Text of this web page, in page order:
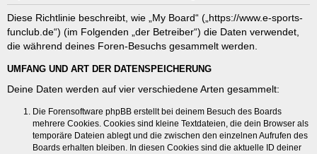
Diese Richtlinie beschreibt, wie „My Board“ („https://www.e-sports-
funclub.de“) (im Folgenden „der Betreiber“) die Daten verwendet,
die während deines Foren-Besuchs gesammelt werden.
UMFANG UND ART DER DATENSPEICHERUNG
Deine Daten werden auf vier verschiedene Arten gesammelt:
Die Forensoftware phpBB erstellt bei deinem Besuch des Boards
mehrere Cookies. Cookies sind kleine Textdateien, die dein Browser als
temporäre Dateien ablegt und die zwischen den einzelnen Aufrufen des
Boards erhalten bleiben. In diesen Cookies sind die aktuelle ID deiner